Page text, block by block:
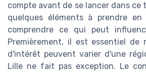
compte avant de se lancer dans ce
quelques éléments à prendre
comprendre ce qui peut
Premièrement, il est essentiel de
d'intérêt peuvent varier d'une
Lille ne fait pas exception. Le